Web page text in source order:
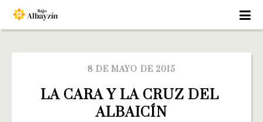
8 DE MAYO DE 2015
LA CARA Y LA CRUZ DEL
ALBAICÍN